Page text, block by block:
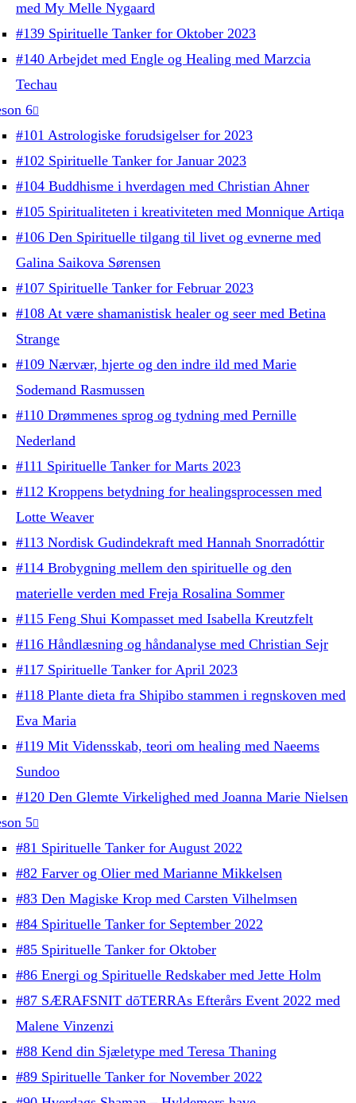
med My Melle Nygaard
#139 Spirituelle Tanker for Oktober 2023
#140 Arbejdet med Engle og Healing med Marzcia
Techau
6
#101 Astrologiske forudsigelser for 2023
#102 Spirituelle Tanker for Januar 2023
#104 Buddhisme i hverdagen med Christian Ahner
#105 Spiritualiteten i kreativiteten med Monnique Artiqa
#106 Den Spirituelle tilgang til livet og evnerne med
Galina Saikova Sørensen
#107 Spirituelle Tanker for Februar 2023
#108 At være shamanistisk healer og seer med Betina
Strange
#109 Nærvær, hjerte og den indre ild med Marie
Sodemand Rasmussen
#110 Drømmenes sprog og tydning med Pernille
Nederland
#111 Spirituelle Tanker for Marts 2023
#112 Kroppens betydning for healingsprocessen med
Lotte Weaver
#113 Nordisk Gudindekraft med Hannah Snorradóttir
#114 Brobygning mellem den spirituelle og den
materielle verden med Freja Rosalina Sommer
#115 Feng Shui Kompasset med Isabella Kreutzfelt
#116 Håndlæsning og håndanalyse med Christian Sejr
#117 Spirituelle Tanker for April 2023
#118 Plante dieta fra Shipibo stammen i regnskoven med
Eva Maria
#119 Mit Vidensskab, teori om healing med Naeems
Sundoo
#120 Den Glemte Virkelighed med Joanna Marie Nielsen
5
#81 Spirituelle Tanker for August 2022
#82 Farver og Olier med Marianne Mikkelsen
#83 Den Magiske Krop med Carsten Vilhelmsen
#84 Spirituelle Tanker for September 2022
#85 Spirituelle Tanker for Oktober
#86 Energi og Spirituelle Redskaber med Jette Holm
#87 SÆRAFSNIT dōTERRAs Efterårs Event 2022 med
Malene Vinzenzi
#88 Kend din Sjæletype med Teresa Thaning
#89 Spirituelle Tanker for November 2022